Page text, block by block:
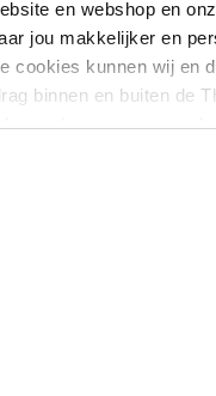
en webshop en
jou makkelijker en
cookies kunnen wij en
binnen en buiten de
volgen en
jouw interesses aan.
2000
wand
755
wand
image/jpeg,473 KB